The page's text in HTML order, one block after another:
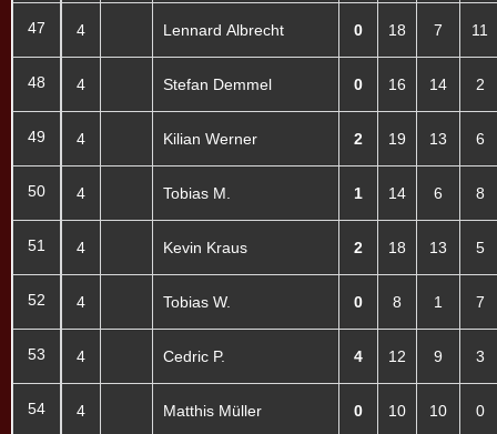
47
48
49
50
51
52
53
54
4 Lennard Albrecht 0 18 7 11
4 Stefan Demmel 0 16 14 2
4 Kilian Werner 2 19 13 6
4 Tobias M. 1 14 6 8
4 Kevin Kraus 2 18 13 5
4 Tobias W. 0 8 1 7
4 Cedric P. 4 12 9 3
4 Matthis Müller 0 10 10 0